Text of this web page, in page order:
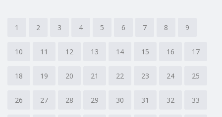
1 2 3 4 5 6 7 8 9
10 11 12 13 14 15 16 17
18 19 20 21 22 23 24 25
26 27 28 29 30 31 32 33